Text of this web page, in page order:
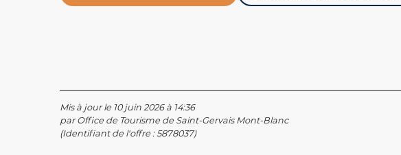
Mis à jour le 10 juin 2026 à 14:36
par Office de Tourisme de Saint-Gervais Mont-Blanc
(Identifiant de l'offre :5878037)